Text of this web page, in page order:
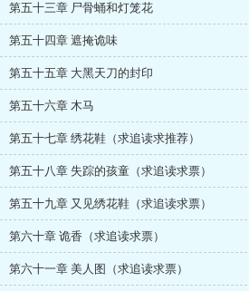
第五十三章 尸骨蛹和灯笼花
第五十四章 遮掩诡味
第五十五章 大黑天刀的封印
第五十六章 木马
第五十七章 绣花鞋（求追读求推荐）
第五十八章 失踪的孩童（求追读求票）
第五十九章 又见绣花鞋（求追读求票）
第六十章 诡香（求追读求票）
第六十一章 美人图（求追读求票）